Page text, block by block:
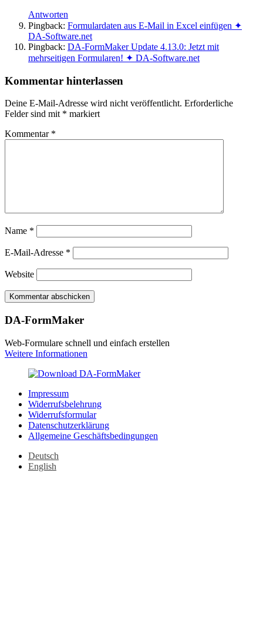
Antworten
Pingback: Formulardaten aus E-Mail in Excel einfügen ✦
DA-Software.net
Pingback: DA-FormMaker Update 4.13.0: Jetzt mit
mehrseitigen Formularen! ✦ DA-Software.net
Kommentar hinterlassen
Deine E-Mail-Adresse wird nicht veröffentlicht. Erforderliche
Felder sind mit * markiert
Kommentar *
Name *
E-Mail-Adresse *
Website
DA-FormMaker
Web-Formulare schnell und einfach erstellen
Weitere Informationen
Impressum
Widerrufsbelehrung
Widerrufsformular
Datenschutzerklärung
Allgemeine Geschäftsbedingungen
Deutsch
English